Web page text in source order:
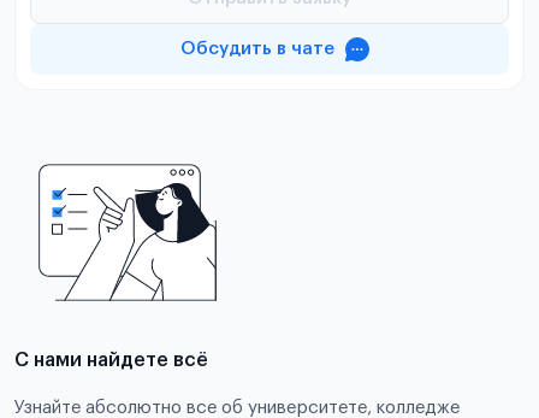
Обсудить в чате
С нами найдете всё
Узнайте абсолютно все об университете, колледже